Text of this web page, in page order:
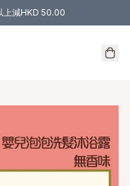
上減HKD 50.00
定的送貨方式 )